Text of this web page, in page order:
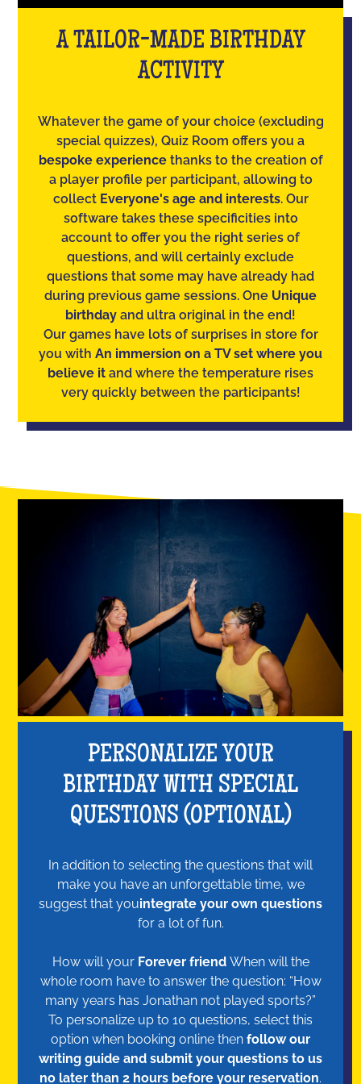
A TAILOR-MADE BIRTHDAY
ACTIVITY
Whatever the game of your choice (excluding
special quizzes), Quiz Room offers you a
bespoke experience thanks to the creation of
a player profile per participant, allowing to
collect Everyone's age and interests. Our
software takes these specificities into
account to offer you the right series of
questions, and will certainly exclude
questions that some may have already had
during previous game sessions. One Unique
birthday and ultra original in the end!
Our games have lots of surprises in store for
you with An immersion on a TV set where you
believe it and where the temperature rises
very quickly between the participants!
PERSONALIZE YOUR
BIRTHDAY WITH SPECIAL
QUESTIONS (OPTIONAL)
In addition to selecting the questions that will
make you have an unforgettable time, we
suggest that youintegrate your own questions
for a lot of fun.
How will your Forever friend When will the
whole room have to answer the question: “How
many years has Jonathan not played sports?”
To personalize up to 10 questions, select this
option when booking online then follow our
writing guide and submit your questions to us
no later than 2 hours before your reservation.